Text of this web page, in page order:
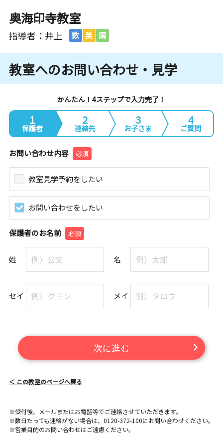
奥海印寺教室
指導者：井上 数 英 国
教室へのお問い合わせ・見学
かんたん！4ステップで入力完了！
1
保護者
2
連絡先
3
お子さま
4
ご質問
お問い合わせ内容 必須
教室見学予約をしたい
お問い合わせをしたい
保護者のお名前 必須
姓 名
セイ メイ
次に進む
＜ この教室のページへ戻る
※受付後、メールまたはお電話等でご連絡させていただきます。
※数日たっても連絡がない場合は、0120-372-100にお問い合わせください。
※営業目的のお問い合わせはご遠慮ください。